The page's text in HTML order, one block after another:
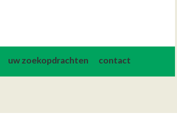
uw zoekopdrachten contact